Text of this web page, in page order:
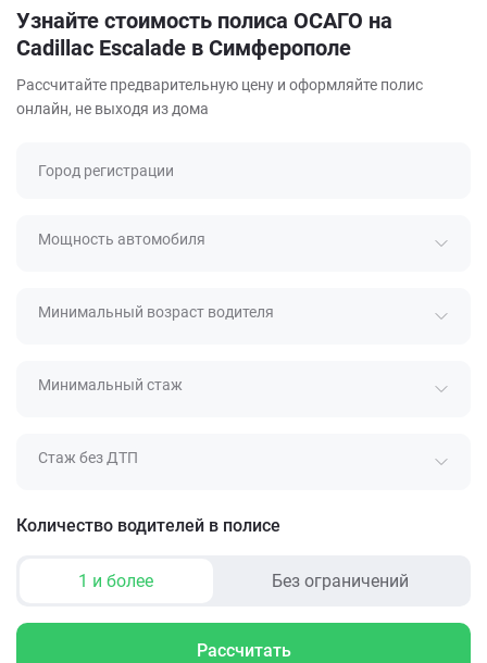
Узнайте стоимость полиса ОСАГО на
Cadillac Escalade в Симферополе
Рассчитайте предварительную цену и оформляйте полис
онлайн, не выходя из дома
Город регистрации
Мощность автомобиля
Минимальный возраст водителя
Минимальный стаж
Стаж без ДТП
Количество водителей в полисе
1 и более Без ограничений
Рассчитать